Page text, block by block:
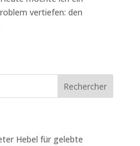
vertiefen: den
Hebel für gelebte